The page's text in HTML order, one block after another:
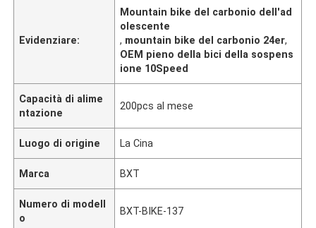
Evidenziare:
Mountain bike del carbonio dell'ad
olescente
, mountain bike del carbonio 24er,
OEM pieno della bici della sospens
ione 10Speed
Capacità di alime
ntazione
200pcs al mese
Luogo di origine La Cina
Marca BXT
Numero di modell
o
BXT-BIKE-137